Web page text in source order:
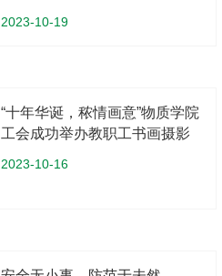
2023-10-19
“十年华诞，秾情画意”物质学院
工会成功举办教职工书画摄影
2023-10-16